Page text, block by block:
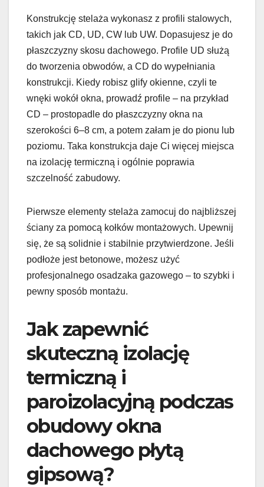
Konstrukcję stelaża wykonasz z profili stalowych,
takich jak CD, UD, CW lub UW. Dopasujesz je do
płaszczyzny skosu dachowego. Profile UD służą
do tworzenia obwodów, a CD do wypełniania
konstrukcji. Kiedy robisz glify okienne, czyli te
wnęki wokół okna, prowadź profile – na przykład
CD – prostopadle do płaszczyzny okna na
szerokości 6–8 cm, a potem załam je do pionu lub
poziomu. Taka konstrukcja daje Ci więcej miejsca
na izolację termiczną i ogólnie poprawia
szczelność zabudowy.
Pierwsze elementy stelaża zamocuj do najbliższej
ściany za pomocą kołków montażowych. Upewnij
się, że są solidnie i stabilnie przytwierdzone. Jeśli
podłoże jest betonowe, możesz użyć
profesjonalnego osadzaka gazowego – to szybki i
pewny sposób montażu.
Jak zapewnić
skuteczną izolację
termiczną i
paroizolacyjną podczas
obudowy okna
dachowego płytą
gipsową?